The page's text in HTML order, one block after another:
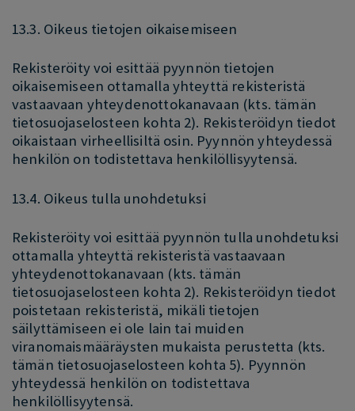
13.3. Oikeus tietojen oikaisemiseen
Rekisteröity voi esittää pyynnön tietojen
oikaisemiseen ottamalla yhteyttä rekisteristä
vastaavaan yhteydenottokanavaan (kts. tämän
tietosuojaselosteen kohta 2). Rekisteröidyn tiedot
oikaistaan virheellisiltä osin. Pyynnön yhteydessä
henkilön on todistettava henkilöllisyytensä.
13.4. Oikeus tulla unohdetuksi
Rekisteröity voi esittää pyynnön tulla unohdetuksi
ottamalla yhteyttä rekisteristä vastaavaan
yhteydenottokanavaan (kts. tämän
tietosuojaselosteen kohta 2). Rekisteröidyn tiedot
poistetaan rekisteristä, mikäli tietojen
säilyttämiseen ei ole lain tai muiden
viranomaismääräysten mukaista perustetta (kts.
tämän tietosuojaselosteen kohta 5). Pyynnön
yhteydessä henkilön on todistettava
henkilöllisyytensä.